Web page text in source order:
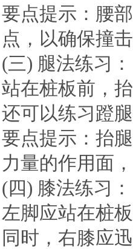
要点提示：腰
点，以确保撞
(三)腿法练习：
站在桩板前，
还可以练习蹬
要点提示：抬
力量的作用面
(四)膝法练习：
左脚应站在桩
同时，右膝应